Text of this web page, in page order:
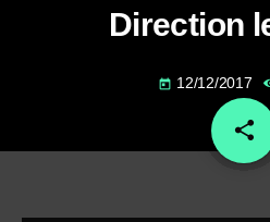
Direction
today 12/12/2017
share
email